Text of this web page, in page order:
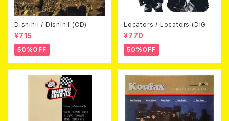
Disnihil / Disnihil (CD)
¥715
50%OFF
Locators / Locators (DIGPA
CK CD)
¥770
50%OFF